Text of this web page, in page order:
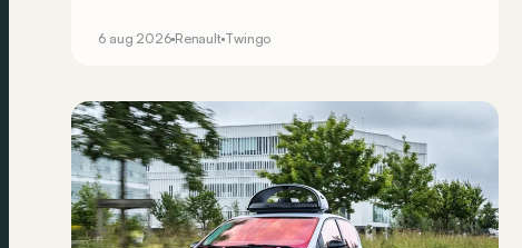
in de praktijk te overtuigen? Dit zijn zijn
6 aug 2026 Renault Twingo